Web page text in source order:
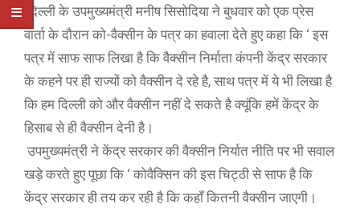
दिल्ली के उपमुख्यमंत्री मनीष सिसोदिया ने बुधवार को एक प्रेस
वार्ता के दौरान को-वैक्सीन के पत्र का हवाला देते हुए कहा कि ‘ इस
पत्र में साफ साफ लिखा है कि वैक्सीन निर्माता कंपनी केंद्र सरकार
के कहने पर ही राज्यों को वैक्सीन दे रहे है, साथ पत्र में ये भी लिखा है
कि हम दिल्ली को और वैक्सीन नहीं दे सकते है क्यूंकि हमें केंद्र के
हिसाब से ही वैक्सीन देनी है।
उपमुख्यमंत्री ने केंद्र सरकार की वैक्सीन निर्यात नीति पर भी सवाल
खड़े करते हुए पूछा कि ‘ कोवैक्सिन की इस चिट्ठी से साफ है कि
केंद्र सरकार ही तय कर रही है कि कहाँ कितनी वैक्सीन जाएगी।